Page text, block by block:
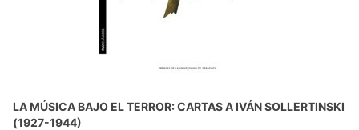
LA MÚSICA BAJO EL TERROR: CARTAS A IVÁN SOLLERTINSKI
(1927-1944)